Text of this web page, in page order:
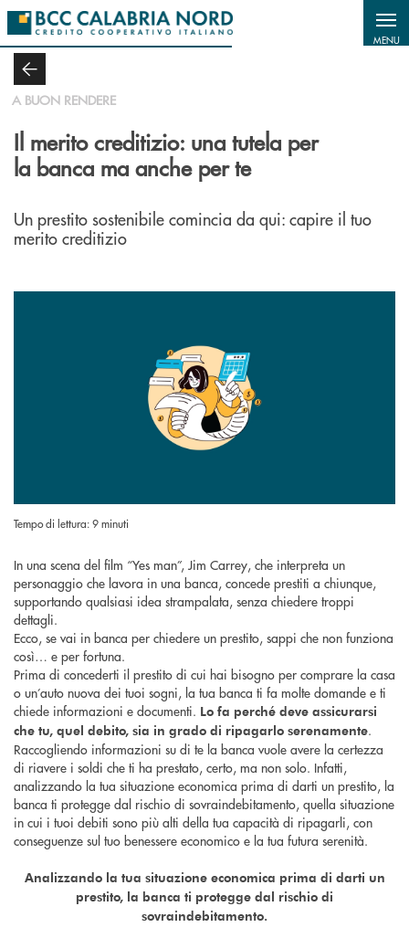
Salta al contenuto principale
MENU
A BUON RENDERE
Il merito creditizio: una tutela per
la banca ma anche per te
Un prestito sostenibile comincia da qui: capire il tuo
merito creditizio
Tempo di lettura: 9 minuti
In una scena del film “Yes man”, Jim Carrey, che interpreta un
personaggio che lavora in una banca, concede prestiti a chiunque,
supportando qualsiasi idea strampalata, senza chiedere troppi
dettagli.
Ecco, se vai in banca per chiedere un prestito, sappi che non funziona
così… e per fortuna.
Prima di concederti il prestito di cui hai bisogno per comprare la casa
o un’auto nuova dei tuoi sogni, la tua banca ti fa molte domande e ti
chiede informazioni e documenti. Lo fa perché deve assicurarsi
che tu, quel debito, sia in grado di ripagarlo serenamente.
Raccogliendo informazioni su di te la banca vuole avere la certezza
di riavere i soldi che ti ha prestato, certo, ma non solo. Infatti,
analizzando la tua situazione economica prima di darti un prestito, la
banca ti protegge dal rischio di sovraindebitamento, quella situazione
in cui i tuoi debiti sono più alti della tua capacità di ripagarli, con
conseguenze sul tuo benessere economico e la tua futura serenità.
Analizzando la tua situazione economica prima di darti un
prestito, la banca ti protegge dal rischio di
sovraindebitamento.